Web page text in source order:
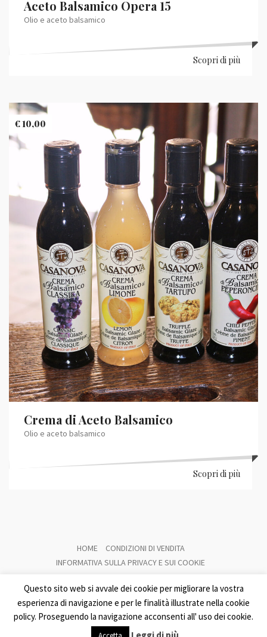
Aceto Balsamico Opera 15
Olio e aceto balsamico
Scopri di più
€10,00
Crema di Aceto Balsamico
Olio e aceto balsamico
Scopri di più
HOME
CONDIZIONI DI VENDITA
INFORMATIVA SULLA PRIVACY E SUI COOKIE
Piazza Duomo, 16 84011 - Amalfi | P.I. 02968220653 |
Tel.+039 089 872133| Trasparenza:Contributi pubblici
percepiti|Powered by AMALFIWEB
Questo sito web si avvale dei cookie per migliorare la vostra
esperienza di navigazione e per le finalità illustrate nella cookie
policy. Proseguendo la navigazione acconsenti all' uso dei cookie.